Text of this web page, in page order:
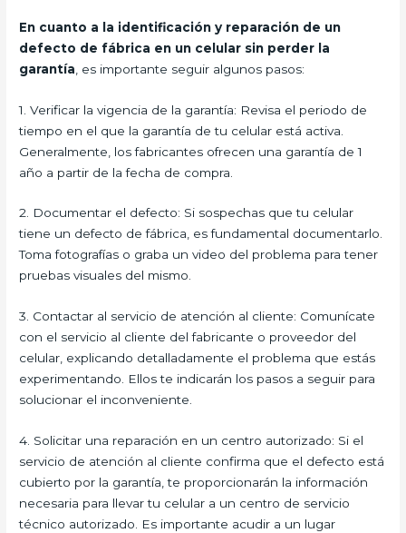
En cuanto a la identificación y reparación de un
defecto de fábrica en un celular sin perder la
garantía , es importante seguir algunos pasos:
1. Verificar la vigencia de la garantía: Revisa el periodo de
tiempo en el que la garantía de tu celular está activa.
Generalmente, los fabricantes ofrecen una garantía de 1
año a partir de la fecha de compra.
2. Documentar el defecto: Si sospechas que tu celular
tiene un defecto de fábrica, es fundamental documentarlo.
Toma fotografías o graba un video del problema para tener
pruebas visuales del mismo.
3. Contactar al servicio de atención al cliente: Comunícate
con el servicio al cliente del fabricante o proveedor del
celular, explicando detalladamente el problema que estás
experimentando. Ellos te indicarán los pasos a seguir para
solucionar el inconveniente.
4. Solicitar una reparación en un centro autorizado: Si el
servicio de atención al cliente confirma que el defecto está
cubierto por la garantía, te proporcionarán la información
necesaria para llevar tu celular a un centro de servicio
técnico autorizado. Es importante acudir a un lugar